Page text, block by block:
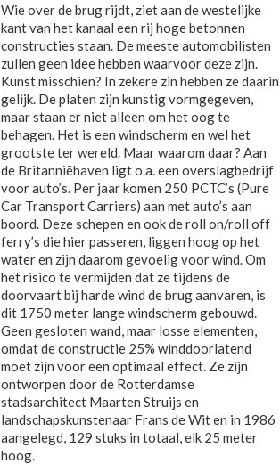
Wie over de brug rijdt, ziet aan de westelijke
kant van het kanaal een rij hoge betonnen
constructies staan. De meeste automobilisten
zullen geen idee hebben waarvoor deze zijn.
Kunst misschien? In zekere zin hebben ze daarin
gelijk. De platen zijn kunstig vormgegeven,
maar staan er niet alleen om het oog te
behagen. Het is een windscherm en wel het
grootste ter wereld. Maar waarom daar? Aan
de Britanniëhaven ligt o.a. een overslagbedrijf
voor auto’s. Per jaar komen 250 PCTC’s (Pure
Car Transport Carriers) aan met auto’s aan
boord. Deze schepen en ook de roll on/roll off
ferry’s die hier passeren, liggen hoog op het
water en zijn daarom gevoelig voor wind. Om
het risico te vermijden dat ze tijdens de
doorvaart bij harde wind de brug aanvaren, is
dit 1750 meter lange windscherm gebouwd.
Geen gesloten wand, maar losse elementen,
omdat de constructie 25% winddoorlatend
moet zijn voor een optimaal effect. Ze zijn
ontworpen door de Rotterdamse
stadsarchitect Maarten Struijs en
landschapskunstenaar Frans de Wit en in 1986
aangelegd, 129 stuks in totaal, elk 25 meter
hoog.